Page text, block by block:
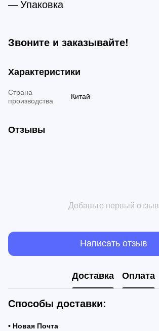
Упаковка
Звоните и заказывайте!
Характеристики
Страна
производства
Китай
Отзывы
Добавьте первый отзыв
Написать отзыв
Доставка Оплата
Способы доставки:
• Новая Почта